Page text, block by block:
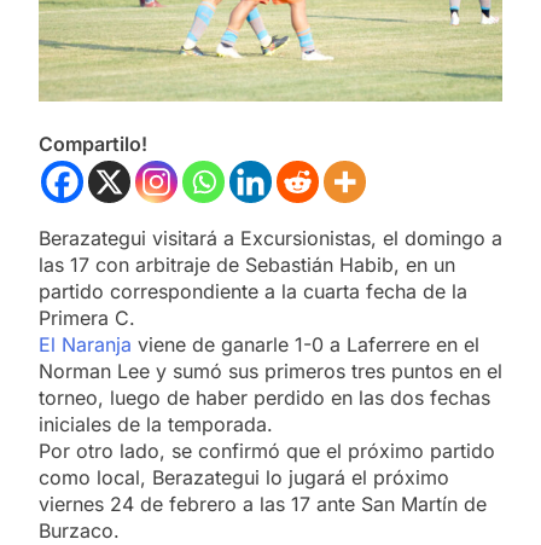
Compartilo!
Berazategui visitará a Excursionistas, el domingo a
las 17 con arbitraje de Sebastián Habib, en un
partido correspondiente a la cuarta fecha de la
Primera C.
El Naranja viene de ganarle 1-0 a Laferrere en el
Norman Lee y sumó sus primeros tres puntos en el
torneo, luego de haber perdido en las dos fechas
iniciales de la temporada.
Por otro lado, se confirmó que el próximo partido
como local, Berazategui lo jugará el próximo
viernes 24 de febrero a las 17 ante San Martín de
Burzaco.